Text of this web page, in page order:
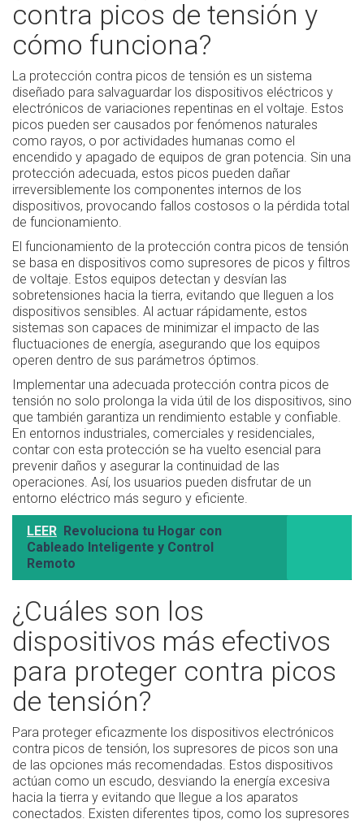
contra picos de tensión y
cómo funciona?
La protección contra picos de tensión es un sistema
diseñado para salvaguardar los dispositivos eléctricos y
electrónicos de variaciones repentinas en el voltaje. Estos
picos pueden ser causados por fenómenos naturales
como rayos, o por actividades humanas como el
encendido y apagado de equipos de gran potencia. Sin una
protección adecuada, estos picos pueden dañar
irreversiblemente los componentes internos de los
dispositivos, provocando fallos costosos o la pérdida total
de funcionamiento.
El funcionamiento de la protección contra picos de tensión
se basa en dispositivos como supresores de picos y filtros
de voltaje. Estos equipos detectan y desvían las
sobretensiones hacia la tierra, evitando que lleguen a los
dispositivos sensibles. Al actuar rápidamente, estos
sistemas son capaces de minimizar el impacto de las
fluctuaciones de energía, asegurando que los equipos
operen dentro de sus parámetros óptimos.
Implementar una adecuada protección contra picos de
tensión no solo prolonga la vida útil de los dispositivos, sino
que también garantiza un rendimiento estable y confiable.
En entornos industriales, comerciales y residenciales,
contar con esta protección se ha vuelto esencial para
prevenir daños y asegurar la continuidad de las
operaciones. Así, los usuarios pueden disfrutar de un
entorno eléctrico más seguro y eficiente.
LEER Revoluciona tu Hogar con
Cableado Inteligente y Control
Remoto
¿Cuáles son los
dispositivos más efectivos
para proteger contra picos
de tensión?
Para proteger eficazmente los dispositivos electrónicos
contra picos de tensión, los supresores de picos son una
de las opciones más recomendadas. Estos dispositivos
actúan como un escudo, desviando la energía excesiva
hacia la tierra y evitando que llegue a los aparatos
conectados. Existen diferentes tipos, como los supresores